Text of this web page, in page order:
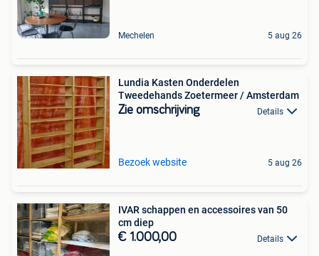
Mechelen 5 aug 26
Lundia Kasten Onderdelen
Tweedehands Zoetermeer / Amsterdam
Zie omschrijving Details
Bezoek website 5 aug 26
IVAR schappen en accessoires van 50
cm diep
€ 1.000,00 Details